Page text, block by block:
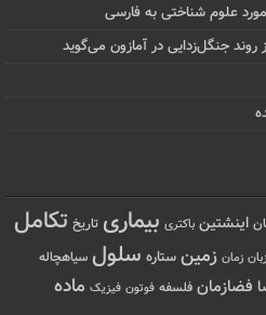
علوم شناختی به فارسی
روند جنگل‌زدایی در آمازون می‌گوید
اینشتین باکتری بیماری تاریخ تکامل
زبان زمان زمین ستاره سلول سیاهچاله
فضازمان فلسفه فوتون فیزیک ماده